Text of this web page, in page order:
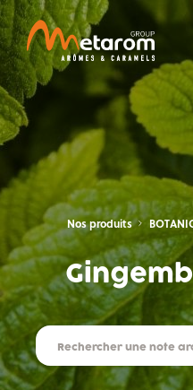
Nos produits